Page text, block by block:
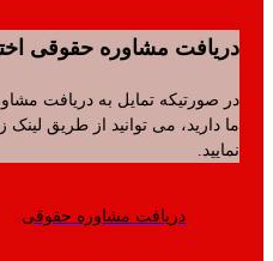
مشاوره حقوقی اختصاصی
تمایل به دریافت مشاوره
می توانید از طریق لینک زیر
دریافت مشاوره حقوقی